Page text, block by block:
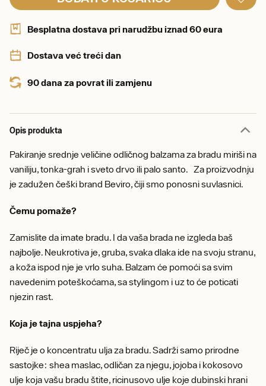
Besplatna dostava pri narudžbu iznad 60 eura
Dostava već treći dan
90 dana za povrat ili zamjenu
Opis produkta
Pakiranje srednje veličine odličnog balzama za bradu miriši na
vaniliju, tonka-grah i sveto drvo ili palo santo. Za proizvodnju
je zadužen češki brand Beviro, čiji smo ponosni suvlasnici.
Čemu pomaže?
Zamislite da imate bradu. I da vaša brada ne izgleda baš
najbolje. Neukrotiva je, gruba, svaka dlaka ide na svoju stranu,
a koža ispod nje je vrlo suha. Balzam će pomoći sa svim
navedenim poteškoćama, sa stylingom i uz to će poticati
njezin rast.
Koja je tajna uspjeha?
Riječ je o koncentratu ulja za bradu. Sadrži samo prirodne
sastojke: shea maslac, odličan za njegu, jojoba i kokosovo
ulje koja vašu bradu štite, ricinusovo ulje koje dubinski hrani